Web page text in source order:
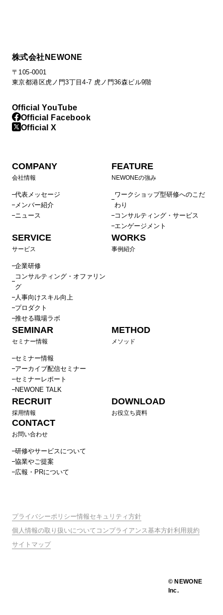
株式会社NEWONE
〒105-0001
東京都港区虎ノ門3丁目4-7 虎ノ門36森ビル9階
Official YouTube
Official Facebook
Official X
COMPANY
会社情報
代表メッセージ
メンバー紹介
ニュース
FEATURE
NEWONEの強み
ワークショップ型研修へのこだ
わり
コンサルティング・サービス
エンゲージメント
SERVICE
サービス
企業研修
コンサルティング・オファリン
グ
人事向けスキル向上
プロダクト
推せる職場ラボ
WORKS
事例紹介
SEMINAR
セミナー情報
セミナー情報
アーカイブ配信セミナー
セミナーレポート
NEWONE TALK
METHOD
メソッド
RECRUIT
採用情報
DOWNLOAD
お役立ち資料
CONTACT
お問い合わせ
研修やサービスについて
協業やご提案
広報・PRについて
プライバシーポリシー情報セキュリティ方針
個人情報の取り扱いについて コンプライアンス基本方針利用規約
サイトマップ
© NEWONE
Inc.